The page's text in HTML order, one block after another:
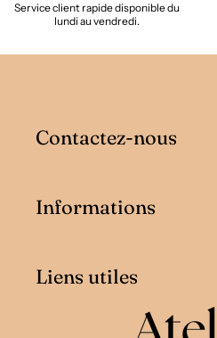
Service client rapide disponible du
lundi au vendredi.
Contactez-nous
Informations
Liens utiles